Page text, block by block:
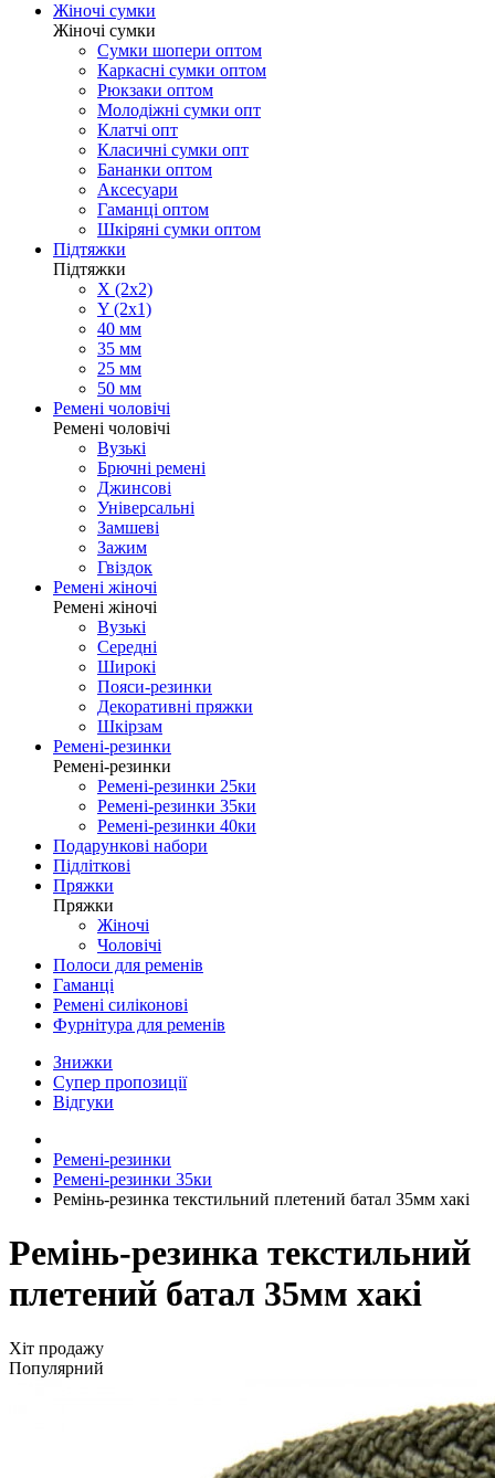
Жіночі сумки
Жіночі сумки
Сумки шопери оптом
Каркасні сумки оптом
Рюкзаки оптом
Молодіжні сумки опт
Клатчі опт
Класичні сумки опт
Бананки оптом
Аксесуари
Гаманці оптом
Шкіряні сумки оптом
Підтяжки
Підтяжки
X (2x2)
Y (2x1)
40 мм
35 мм
25 мм
50 мм
Ремені чоловічі
Ремені чоловічі
Вузькі
Брючні ремені
Джинсові
Універсальні
Замшеві
Зажим
Гвіздок
Ремені жіночі
Ремені жіночі
Вузькі
Середні
Широкі
Пояси-резинки
Декоративні пряжки
Шкірзам
Ремені-резинки
Ремені-резинки
Ремені-резинки 25ки
Ремені-резинки 35ки
Ремені-резинки 40ки
Подарункові набори
Підліткові
Пряжки
Пряжки
Жіночі
Чоловічі
Полоси для ременів
Гаманці
Ремені силіконові
Фурнітура для ременів
Знижки
Супер пропозиції
Відгуки
Ремені-резинки
Ремені-резинки 35ки
Ремінь-резинка текстильний плетений батал 35мм хакі
Ремінь-резинка текстильний
плетений батал 35мм хакі
Хіт продажу
Популярний